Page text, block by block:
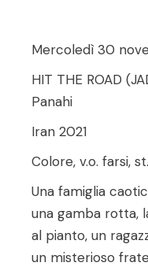
Mercoledì 30
HIT THE ROAD
Panahi
Iran 2021
Colore, v.o. farsi,
Una famiglia
una gamba rotta,
al pianto, un
un misterioso